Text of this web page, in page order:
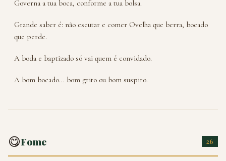
Governa a tua boca, conforme a tua bolsa.
Grande saber é: não escutar e comer Ovelha que berra, bocado
que perde.
A boda e baptizado só vai quem é convidado.
A bom bocado... bom grito ou bom suspiro.
😋Fome 26